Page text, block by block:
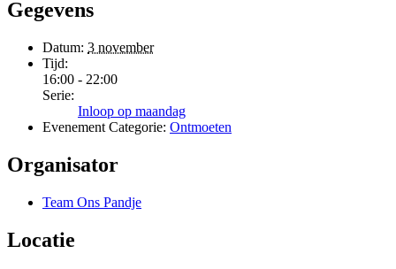
Gegevens
Datum: 3 november
Tijd:
16:00 - 22:00
Serie:
Inloop op maandag
Evenement Categorie: Ontmoeten
Organisator
Team Ons Pandje
Locatie